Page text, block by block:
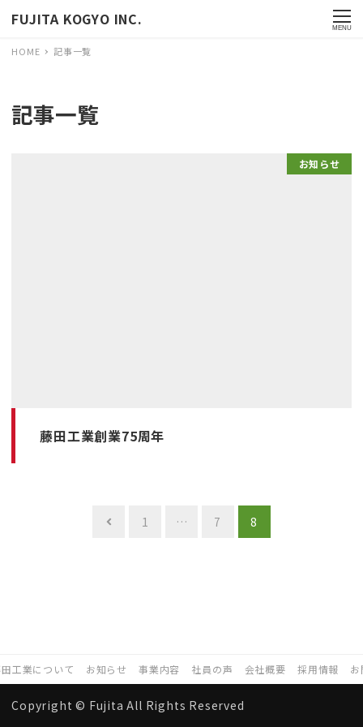
FUJITA KOGYO INC. MENU
HOME 記事一覧
記事一覧
お知らせ
藤田工業創業75周年
送
1 … 7 8
工業について お知らせ 事業内容 社員の声 会社概要 採用情報
Copyright ©️ Fujita All Rights Reserved